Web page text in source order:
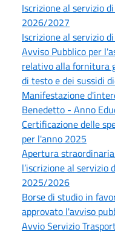
Iscrizione al servizio
2026/2027
Iscrizione al servizio
Avviso Pubblico per
relativo alla fornitura
di testo e dei sussidi
Manifestazione
Benedetto - Anno
Certificazione delle
per l'anno 2025
Apertura
l’iscrizione al servizio
2025/2026
Borse di studio in
approvato l'avviso
Avvio Servizio